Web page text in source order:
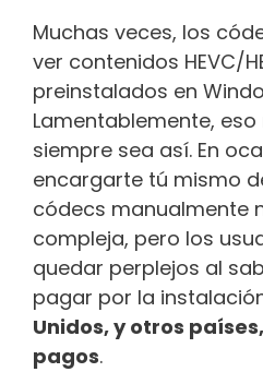
Muchas veces, los
ver contenidos HEVC/
preinstalados en
Lamentablemente,
siempre sea así. En
encargarte tú mismo
códecs manualmente
compleja, pero los
quedar perplejos al
pagar por la
Unidos, y otros
pagos.